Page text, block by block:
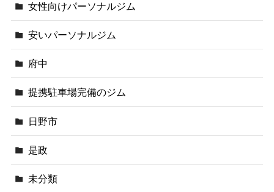
女性向けパーソナルジム
安いパーソナルジム
府中
提携駐車場完備のジム
日野市
是政
未分類